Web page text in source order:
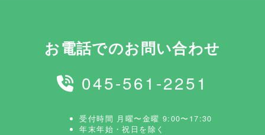
お電話でのお問い合わせ
045-561-2251
受付時間 月曜〜金曜 9:00〜17:30
年末年始・祝日を除く